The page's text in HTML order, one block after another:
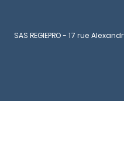
SAS REGIEPRO - 17 rue